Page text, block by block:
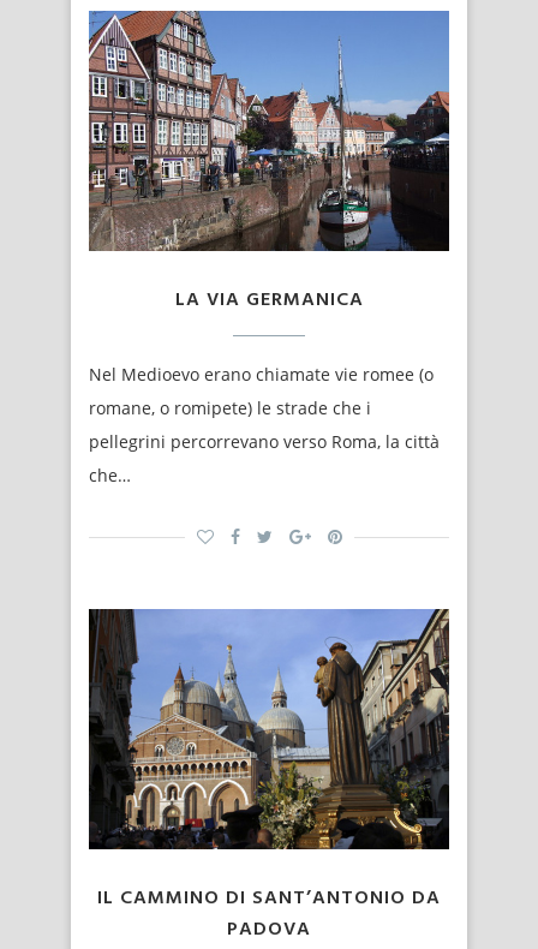
LA VIA GERMANICA
Nel Medioevo erano chiamate vie romee (o
romane, o romipete) le strade che i
pellegrini percorrevano verso Roma, la città
che…
IL CAMMINO DI SANT’ANTONIO DA
PADOVA